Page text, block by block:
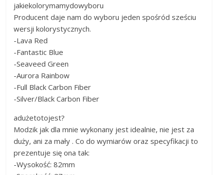
jakiekolorymamydowyboru
Producent daje nam do wyboru jeden spośród sześciu
wersji kolorystycznych.
-Lava Red
-Fantastic Blue
-Seaveed Green
-Aurora Rainbow
-Full Black Carbon Fiber
-Silver/Black Carbon Fiber
adużetotojest?
Modzik jak dla mnie wykonany jest idealnie, nie jest za
duży, ani za mały . Co do wymiarów oraz specyfikacji to
prezentuje się ona tak:
-Wysokość: 82mm